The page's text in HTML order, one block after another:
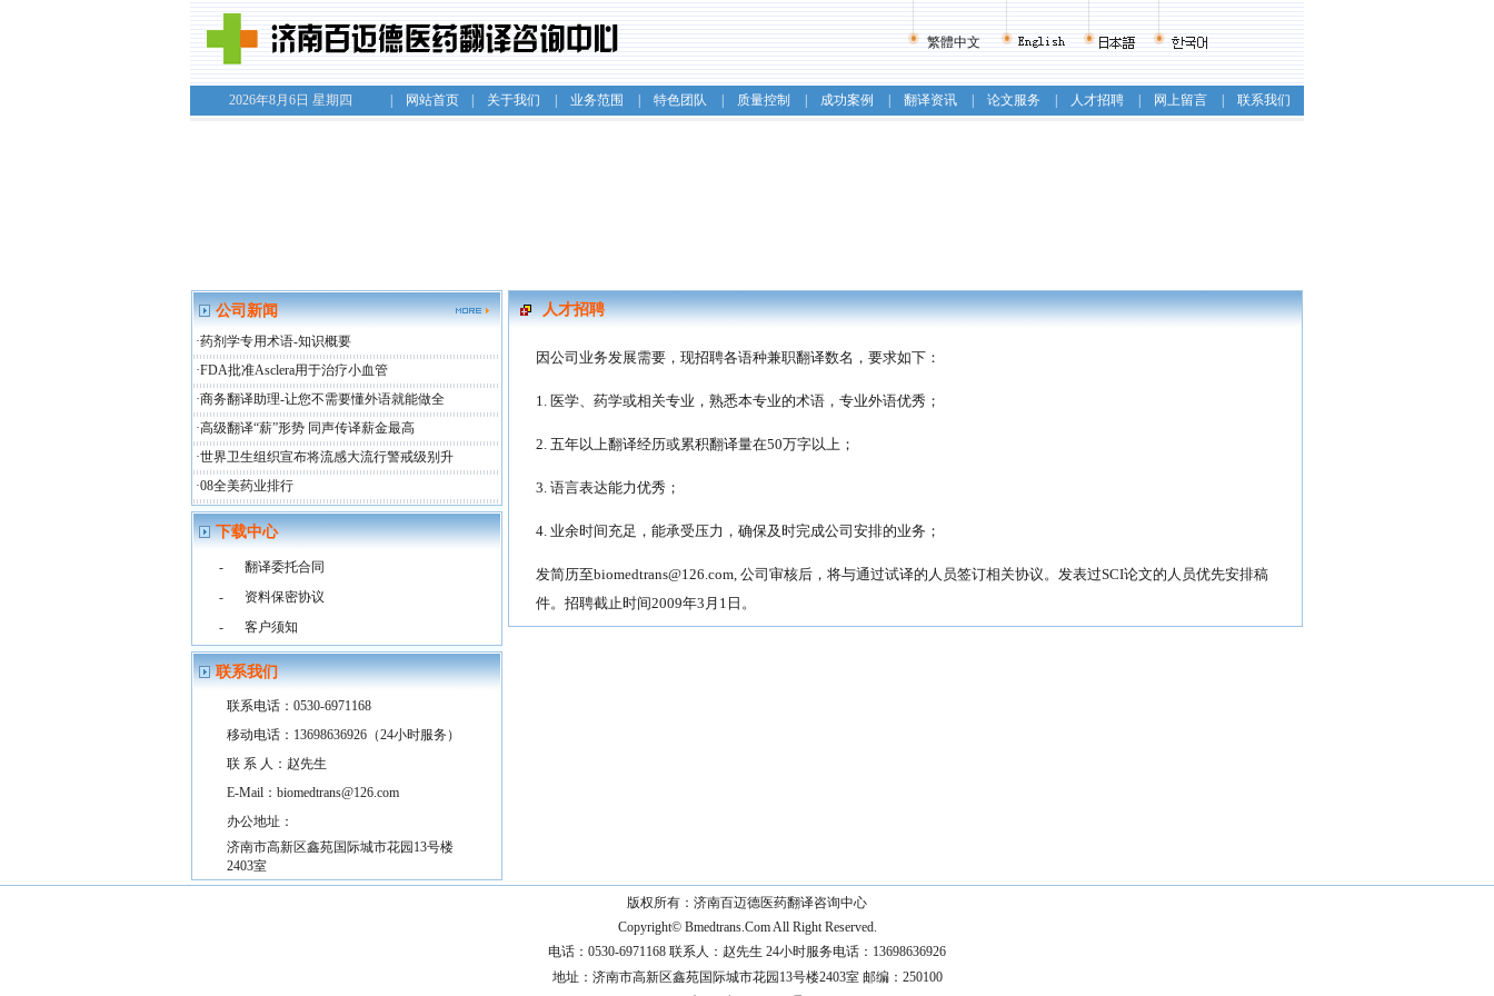
繁體中文
2026年8月 6日 星期四 网站首页 关于我们 业务范围 特色团队 质量控制 成功案例 翻译资讯 论文服务 人才招聘 网上留言 联系我们
公司新闻
·药剂学专用术语-知识概要
·FDA批准Asclera用于治疗小血管
·商务翻译助理-让您不需要懂外语就能做全
·高级翻译“薪”形势 同声传译薪金最高
·世界卫生组织宣布将流感大流行警戒级别升
·08全美药业排行
下载中心
-
翻译委托合同
-
资料保密协议
-
客户须知
联系我们
联系电话：0530-6971168
移动电话：13698636926（24小时服务）
联 系 人：赵先生
E-Mail：biomedtrans@126.com
办公地址：
济南市高新区鑫苑国际城市花园13号楼
2403室
人才招聘
因公司业务发展需要，现招聘各语种兼职翻译数名，要求如下：
1. 医学、药学或相关专业，熟悉本专业的术语，专业外语优秀；
2. 五年以上翻译经历或累积翻译量在50万字以上；
3. 语言表达能力优秀；
4. 业余时间充足，能承受压力，确保及时完成公司安排的业务；
发简历至biomedtrans@126.com, 公司审核后，将与通过试译的人员签订相关协议。发表过SCI论文的人员优先安排稿
件。招聘截止时间2009年3月1日。
版权所有：济南百迈德医药翻译咨询中心
Copyright© Bmedtrans.ComAll Right Reserved.
电话：0530-6971168 联系人：赵先生 24小时服务电话：13698636926
地址：济南市高新区鑫苑国际城市花园13号楼2403室 邮编：250100